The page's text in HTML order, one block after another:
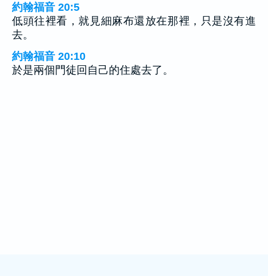
約翰福音 20:5
低頭往裡看，就見細麻布還放在那裡，只是沒有進
去。
約翰福音 20:10
於是兩個門徒回自己的住處去了。